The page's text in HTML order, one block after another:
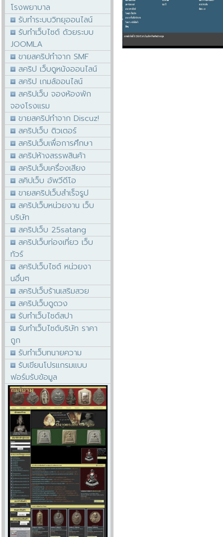
โรงพยาบาล
รับทำระบบวิทยุออนไลน์
รับทำเว็บไซต์ ด้วยระบบ
JOOMLA
ขายสคริปทำจาก SMF
สคริป เว็บดูหนังออนไลน์
สคริป เกมส์ออนไลน์
สคริปเว็บ จองห้องพัก
จองโรงแรม
ขายสคริปทำจาก Discuz!
สคริปเว็บ ติวเตอร์
สคริปเว็บเพื่อการศึกษา
สคริปห้างสรรพสินค้า
สคริปเว็บเครื่องเสียง
สคิปเว็บ อัพวีดีโอ
ขายสคริปเว็บสำเร็จรูป
สคริปเว็บหน่วยงาน เว็บ
บริษัท
สคริปเว็บ 25satang
สคริปเว็บท่องเที่ยว เว็บ
ทัวร์
สคริปเว็บไซต์ หน่วยงา
นอื่นๆ
สคริปเว็บร้านเสริมสวย
สคริปเว็บดูดวง
รับทำเว็บไซต์สปา
รับทำเว็บไซต์บริษัท ราคา
ถูก
รับทำเว็บทนายความ
รับเขียนโปรแกรมแบบ
ฟอร์มรับข้อมูล